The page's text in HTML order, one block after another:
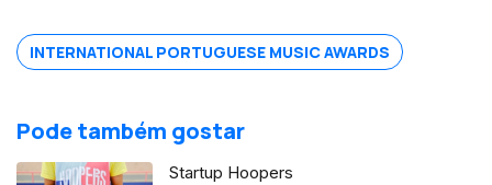
INTERNATIONAL PORTUGUESE MUSIC AWARDS
Pode também gostar
Startup Hoopers